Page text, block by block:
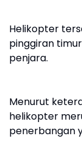
Helikopter
pinggiran
penjara.
Menurut
helikopter
penerbangan